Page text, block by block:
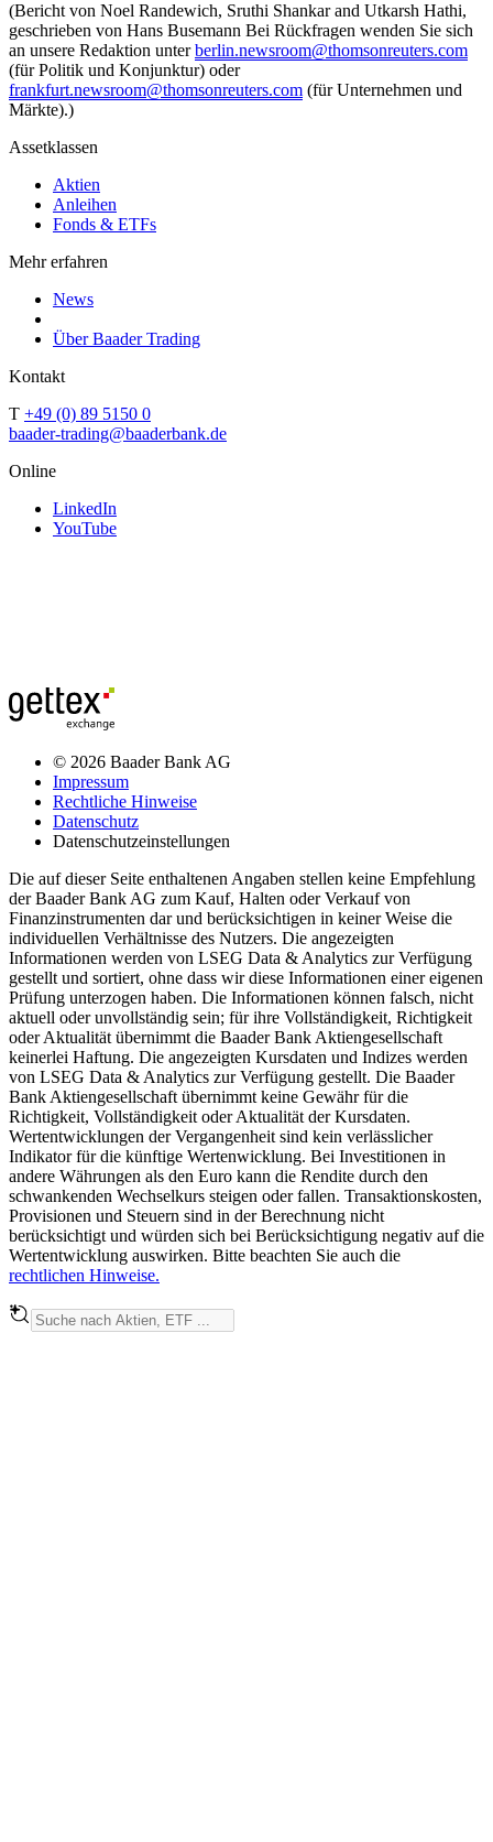
(Bericht von Noel Randewich, Sruthi Shankar and Utkarsh Hathi,
geschrieben von Hans Busemann Bei Rückfragen wenden Sie sich
an unsere Redaktion unterberlin.newsroom@thomsonreuters.com
(für Politik und Konjunktur) oder
frankfurt.newsroom@thomsonreuters.com (für Unternehmen und
Märkte).)
Assetklassen
Aktien
Anleihen
Fonds & ETFs
Mehr erfahren
News
Über Baader Trading
Kontakt
T +49 (0) 89 5150 0
baader-trading@baaderbank.de
Online
LinkedIn
YouTube
© 2026 Baader Bank AG
Impressum
Rechtliche Hinweise
Datenschutz
Datenschutzeinstellungen
Die auf dieser Seite enthaltenen Angaben stellen keine Empfehlung
der Baader Bank AG zum Kauf, Halten oder Verkauf von
Finanzinstrumenten dar und berücksichtigen in keiner Weise die
individuellen Verhältnisse des Nutzers. Die angezeigten
Informationen werden von LSEG Data & Analytics zur Verfügung
gestellt und sortiert, ohne dass wir diese Informationen einer eigenen
Prüfung unterzogen haben. Die Informationen können falsch, nicht
aktuell oder unvollständig sein; für ihre Vollständigkeit, Richtigkeit
oder Aktualität übernimmt die Baader Bank Aktiengesellschaft
keinerlei Haftung. Die angezeigten Kursdaten und Indizes werden
von LSEG Data & Analytics zur Verfügung gestellt. Die Baader
Bank Aktiengesellschaft übernimmt keine Gewähr für die
Richtigkeit, Vollständigkeit oder Aktualität der Kursdaten.
Wertentwicklungen der Vergangenheit sind kein verlässlicher
Indikator für die künftige Wertenwicklung. Bei Investitionen in
andere Währungen als den Euro kann die Rendite durch den
schwankenden Wechselkurs steigen oder fallen. Transaktionskosten,
Provisionen und Steuern sind in der Berechnung nicht
berücksichtigt und würden sich bei Berücksichtigung negativ auf die
Wertentwicklung auswirken. Bitte beachten Sie auch die
rechtlichen Hinweise.